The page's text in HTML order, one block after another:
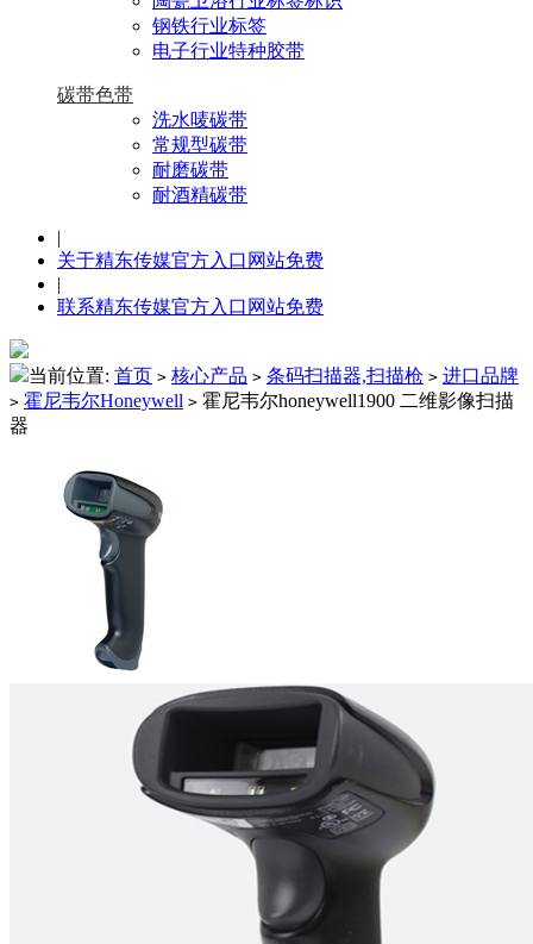
钢铁行业标签
电子行业特种胶带
碳带色带
洗水唛碳带
常规型碳带
耐磨碳带
耐酒精碳带
|
关于精东传媒官方入口网站免费
|
联系精东传媒官方入口网站免费
当前位置: 首页 > 核心产品 > 条码扫描器,扫描枪 > 进口品牌
> 霍尼韦尔Honeywell > 霍尼韦尔honeywell1900 二维影像扫描
器